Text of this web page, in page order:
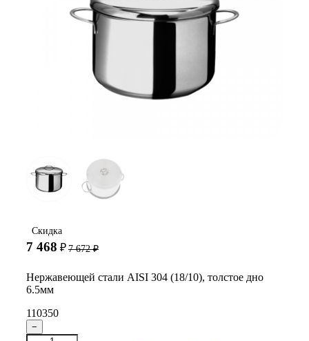
Скидка
7 468 ₽ 7 672 ₽
Нержавеющей стали AISI 304 (18/10), толстое дно
6.5мм
110350
−